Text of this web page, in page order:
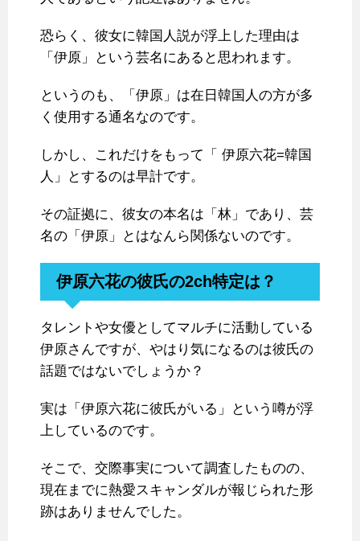
恐らく、彼女に韓国人説が浮上した理由は
「伊原」という芸名にあると思われます。
というのも、「伊原」は在日韓国人の方が多
く使用する通名なのです。
しかし、これだけをもって「 伊原六花=韓国
人」とするのは早計です。
その証拠に、彼女の本名は「林」であり、芸
名の「伊原」とはなんら関係ないのです。
伊原六花の彼氏の2ch特定は？
タレントや女優としてマルチに活動している
伊原さんですが、やはり気になるのは彼氏の
話題ではないでしょうか？
実は「伊原六花に彼氏がいる」という噂が浮
上しているのです。
そこで、交際事実について調査したものの、
現在までに熱愛スキャンダルが報じられた形
跡はありませんでした。